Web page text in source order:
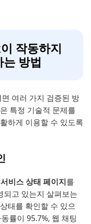
작동하지
방법
여러 가지 검증된 방
특정 기술적 문제를
하게 이용할 수 있도록
비스 상태 페이지를
되고 있는지 살펴보는
태를 확인할 수 있으
률이 95.7%, 웹 채팅